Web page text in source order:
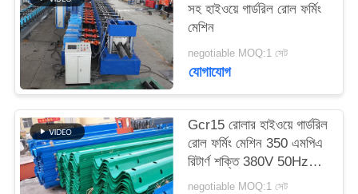
সহ হাইওয়ে গার্ডরিল রোল ফর্মিং
মেশিন
negotiable MOQ:1 সেট
যোগাযোগ
Gcr15 রোলার হাইওয়ে গার্ডরিল
রোল ফর্মিং মেশিন 350 এমপিএ
রিটার্ণ শক্তি 380V 50Hz
পাওয়ার সাপ্লাই
negotiable MOQ:1 সেট